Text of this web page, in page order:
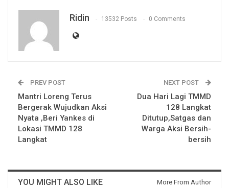
Ridin 13532 Posts 0 Comments
PREV POST
Mantri Loreng Terus
Bergerak Wujudkan Aksi
Nyata ,Beri Yankes di
Lokasi TMMD 128
Langkat
NEXT POST
Dua Hari Lagi TMMD
128 Langkat
Ditutup,Satgas dan
Warga Aksi Bersih-
bersih
YOU MIGHT ALSO LIKE More From Author